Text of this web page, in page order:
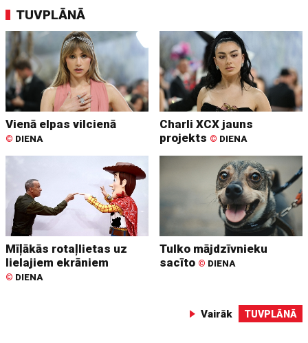
TUVPLĀNĀ
Vienā elpas vilcienā
© DIENA
Charli XCX jauns
projekts © DIENA
Mīļākās rotaļlietas uz
lielajiem ekrāniem
© DIENA
Tulko mājdzīvnieku
sacīto © DIENA
Vairāk TUVPLĀNĀ